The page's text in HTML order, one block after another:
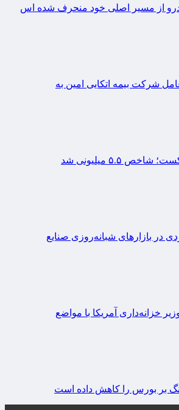
از مسیر اصلی خود منحرف شده اس
شرکت بیمه اتکایی امین به
۵.۵ میلیونی شد
خزانه‌داری آمریکا با مواضع
بر بورس را کاهش داده است